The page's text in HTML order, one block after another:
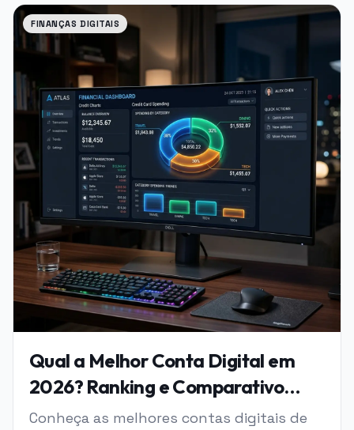
Neste guia definitivo, mastigado e 100%
atualizado para 2026, você vai aprender o
passo a passo completo de como abrir
sua Conta PJ gratuita no Nubank sem
nenhuma burocracia. Descubra os
requisitos exatos, como gerar e receber
boletos sem pagar taxas e libere todo o
potencial do Pix empresarial gratuito da
melhor forma para impulsionar e trazer
profissionalismo à sua pequena empresa
ou MEI direto pelo celular
FINANÇAS DIGITAIS
Qual a Melhor Conta Digital em
2026? Ranking e Comparativo
Completo
Conheça as melhores contas digitais de